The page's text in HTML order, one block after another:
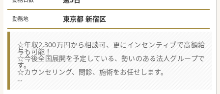
形成外科専⾨医以外 年収2300万円〜
勤務地 東京都 新宿区
☆年収2,300万円から相談可、更にインセンティブで高額給
与も可能！
☆今後全国展開を予定している、勢いのある法人グループで
す。
☆カウンセリング、問診、施術をお任せします。